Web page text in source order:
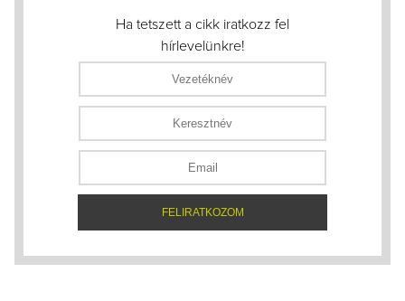
Ha tetszett a cikk iratkozz fel
hírlevelünkre!